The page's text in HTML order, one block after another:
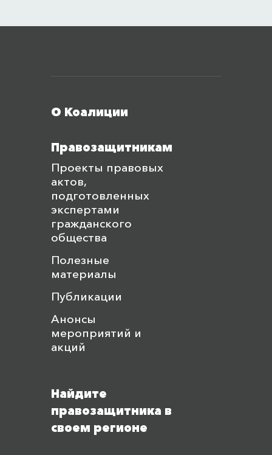
О Коалиции
Правозащитникам
Проекты правовых
актов,
подготовленных
экспертами
гражданского
общества
Полезные
материалы
Публикации
Анонсы
мероприятий и
акций
Найдите
правозащитника в
своем регионе